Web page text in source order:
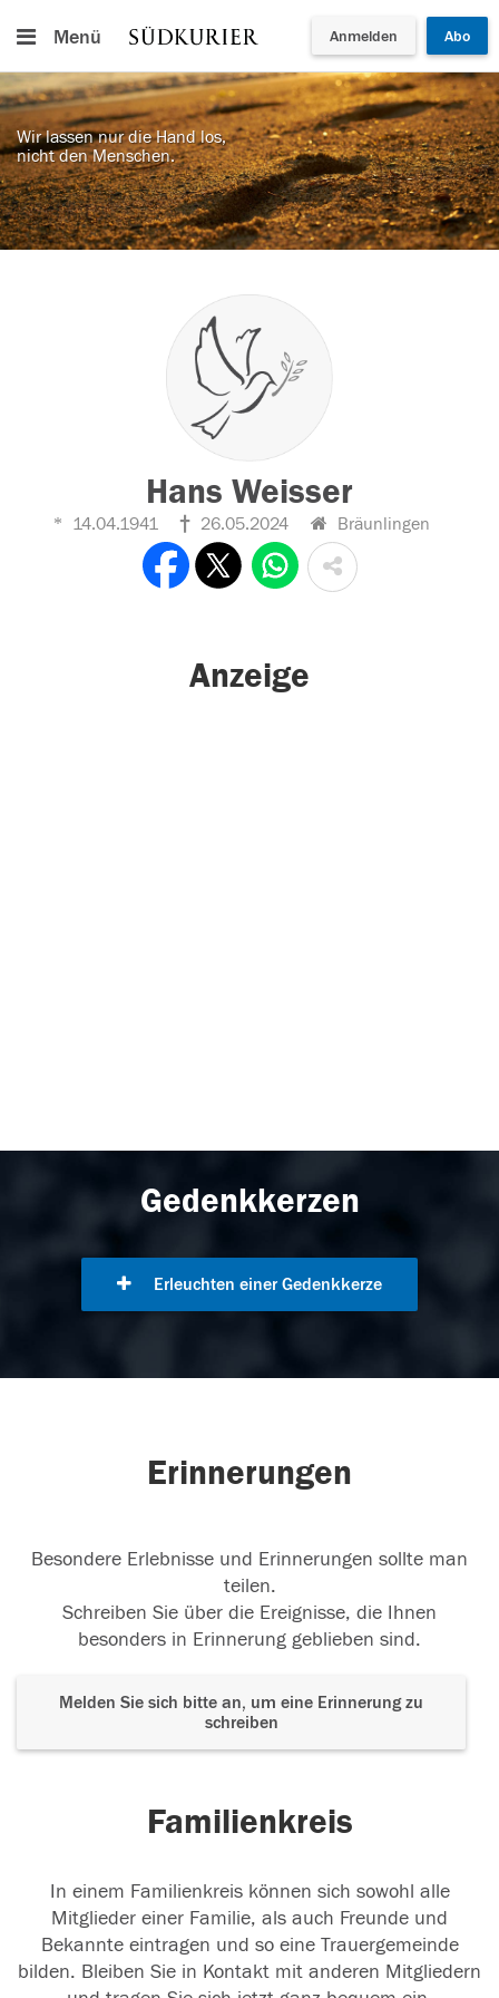
Menü Anmelden Abo
Wir lassen nur die Hand los,
nicht den Menschen.
Hans Weisser
14.04.1941 26.05.2024 Bräunlingen
Anzeige
Gedenkkerzen
Erleuchten einer Gedenkkerze
Erinnerungen
Besondere Erlebnisse und Erinnerungen sollte man
teilen.
Schreiben Sie über die Ereignisse, die Ihnen
besonders in Erinnerung geblieben sind.
Melden Sie sich bitte an, um eine Erinnerung zu
schreiben
Familienkreis
In einem Familienkreis können sich sowohl alle
Mitglieder einer Familie, als auch Freunde und
Bekannte eintragen und so eine Trauergemeinde
bilden. Bleiben Sie in Kontakt mit anderen Mitgliedern